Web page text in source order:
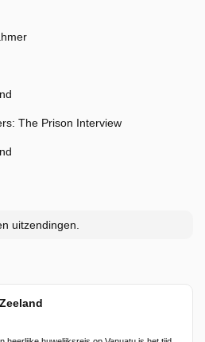
The Prison Interview
uitzendingen.